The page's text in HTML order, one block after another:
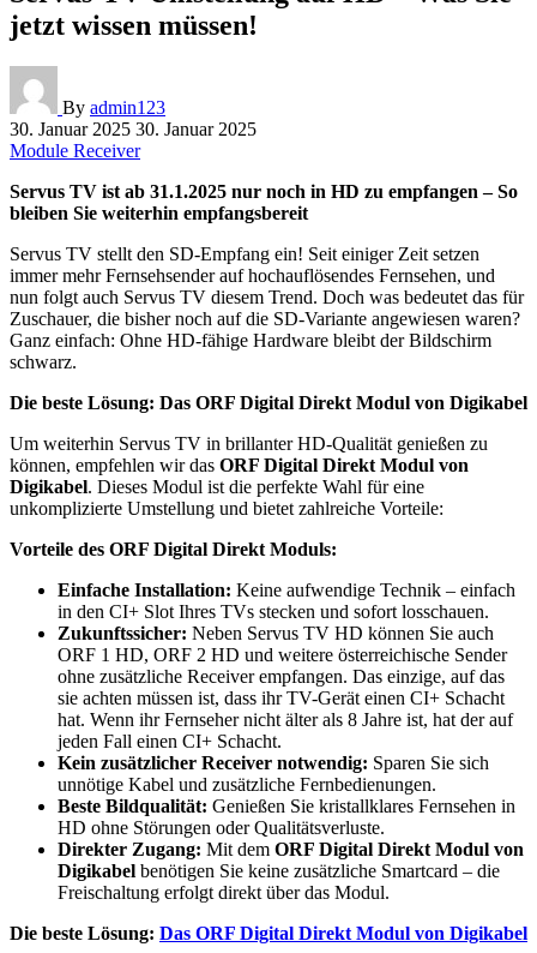
jetzt wissen müssen!
By admin123
30. Januar 2025 30. Januar 2025
Module Receiver
Servus TV ist ab 31.1.2025 nur noch in HD zu empfangen – So
bleiben Sie weiterhin empfangsbereit
Servus TV stellt den SD-Empfang ein! Seit einiger Zeit setzen
immer mehr Fernsehsender auf hochauflösendes Fernsehen, und
nun folgt auch Servus TV diesem Trend. Doch was bedeutet das für
Zuschauer, die bisher noch auf die SD-Variante angewiesen waren?
Ganz einfach: Ohne HD-fähige Hardware bleibt der Bildschirm
schwarz.
Die beste Lösung: Das ORF Digital Direkt Modul von Digikabel
Um weiterhin Servus TV in brillanter HD-Qualität genießen zu
können, empfehlen wir das ORF Digital Direkt Modul von
Digikabel. Dieses Modul ist die perfekte Wahl für eine
unkomplizierte Umstellung und bietet zahlreiche Vorteile:
Vorteile des ORF Digital Direkt Moduls:
Einfache Installation: Keine aufwendige Technik – einfach
in den CI+ Slot Ihres TVs stecken und sofort losschauen.
Zukunftssicher: Neben Servus TV HD können Sie auch
ORF 1 HD, ORF 2 HD und weitere österreichische Sender
ohne zusätzliche Receiver empfangen. Das einzige, auf das
sie achten müssen ist, dass ihr TV-Gerät einen CI+ Schacht
hat. Wenn ihr Fernseher nicht älter als 8 Jahre ist, hat der auf
jeden Fall einen CI+ Schacht.
Kein zusätzlicher Receiver notwendig: Sparen Sie sich
unnötige Kabel und zusätzliche Fernbedienungen.
Beste Bildqualität: Genießen Sie kristallklares Fernsehen in
HD ohne Störungen oder Qualitätsverluste.
Direkter Zugang: Mit dem ORF Digital Direkt Modul von
Digikabel benötigen Sie keine zusätzliche Smartcard – die
Freischaltung erfolgt direkt über das Modul.
Die beste Lösung: Das ORF Digital Direkt Modul von Digikabel